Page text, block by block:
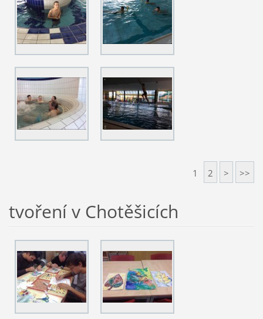
1 2 > >>
tvoření v Chotěšicích